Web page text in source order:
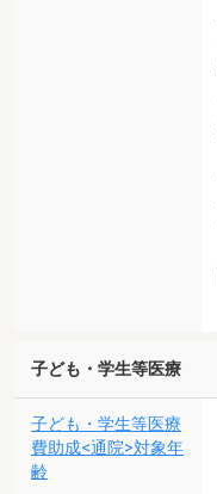
子ども・学生等医療
子ども・学生等医療
費助成<通院>対象年
齢